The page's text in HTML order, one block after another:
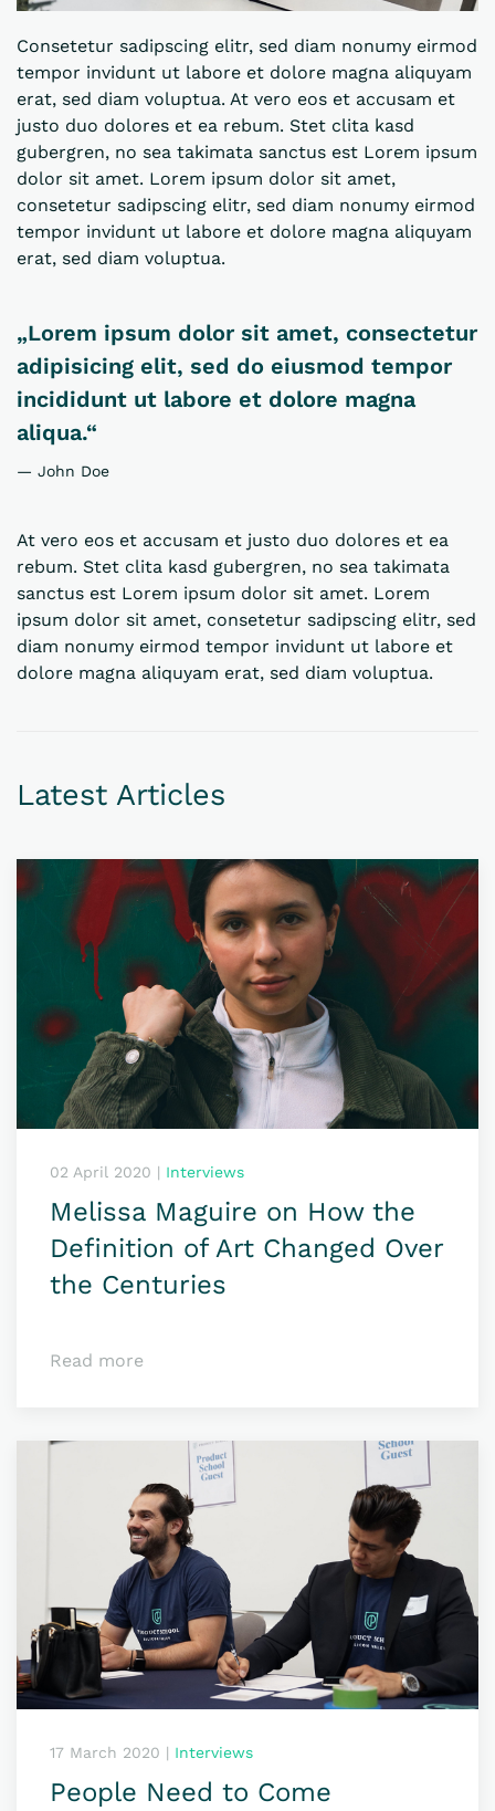
Consetetur sadipscing elitr, sed diam nonumy eirmod
tempor invidunt ut labore et dolore magna aliquyam
erat, sed diam voluptua. At vero eos et accusam et
justo duo dolores et ea rebum. Stet clita kasd
gubergren, no sea takimata sanctus est Lorem ipsum
dolor sit amet. Lorem ipsum dolor sit amet,
consetetur sadipscing elitr, sed diam nonumy eirmod
tempor invidunt ut labore et dolore magna aliquyam
erat, sed diam voluptua.
„Lorem ipsum dolor sit amet, consectetur
adipisicing elit, sed do eiusmod tempor
incididunt ut labore et dolore magna
aliqua.“
John Doe
At vero eos et accusam et justo duo dolores et ea
rebum. Stet clita kasd gubergren, no sea takimata
sanctus est Lorem ipsum dolor sit amet. Lorem
ipsum dolor sit amet, consetetur sadipscing elitr, sed
diam nonumy eirmod tempor invidunt ut labore et
dolore magna aliquyam erat, sed diam voluptua.
Latest Articles
02 April 2020 | Interviews
Melissa Maguire on How the
Definition of Art Changed Over
the Centuries
Read more
17 March 2020 | Interviews
People Need to Come